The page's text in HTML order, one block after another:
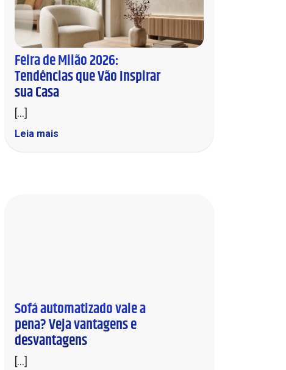
Sofá Living
Sofá de Canto
Sofá de Couro
Sofá Automatizado
Cadeiras
Mesas de Centro e Laterais
Feira de Milão 2026:
Tendências que Vão Inspirar
sua Casa
[...]
Leia mais
Sofá automatizado vale a
pena? Veja vantagens e
desvantagens
[...]